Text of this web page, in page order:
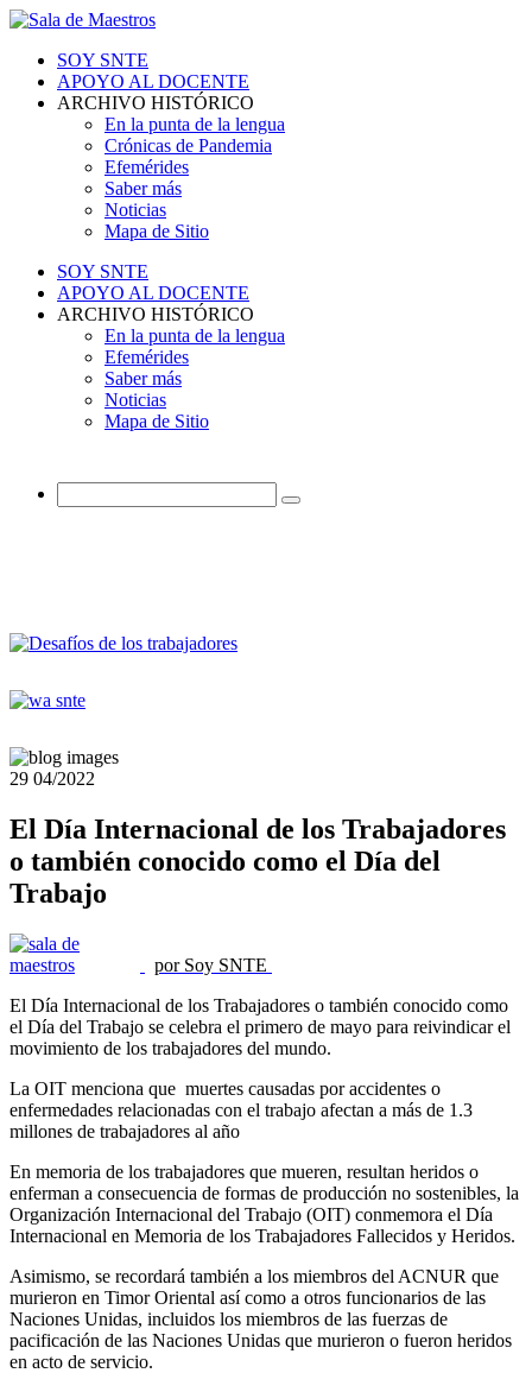
SOY SNTE
APOYO AL DOCENTE
ARCHIVO HISTÓRICO
En la punta de la lengua
Crónicas de Pandemia
Efemérides
Saber más
Noticias
Mapa de Sitio
SOY SNTE
APOYO AL DOCENTE
ARCHIVO HISTÓRICO
En la punta de la lengua
Efemérides
Saber más
Noticias
Mapa de Sitio
29 04/2022
El Día Internacional de los Trabajadores
o también conocido como el Día del
Trabajo
por Soy SNTE
El Día Internacional de los Trabajadores o también conocido como
el Día del Trabajo se celebra el primero de mayo para reivindicar el
movimiento de los trabajadores del mundo.
La OIT menciona que muertes causadas por accidentes o
enfermedades relacionadas con el trabajo afectan a más de 1.3
millones de trabajadores al año
En memoria de los trabajadores que mueren, resultan heridos o
enferman a consecuencia de formas de producción no sostenibles, la
Organización Internacional del Trabajo (OIT) conmemora el Día
Internacional en Memoria de los Trabajadores Fallecidos y Heridos.
Asimismo, se recordará también a los miembros del ACNUR que
murieron en Timor Oriental así como a otros funcionarios de las
Naciones Unidas, incluidos los miembros de las fuerzas de
pacificación de las Naciones Unidas que murieron o fueron heridos
en acto de servicio.